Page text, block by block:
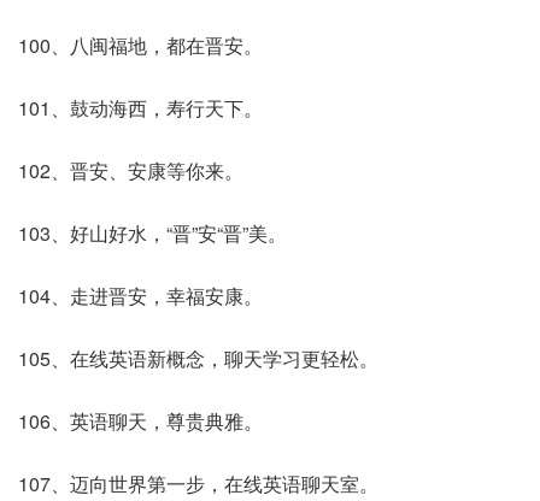
100、八闽福地，都在晋安。
101、鼓动海西，寿行天下。
102、晋安、安康等你来。
103、好山好水，“晋”安“晋”美。
104、走进晋安，幸福安康。
105、在线英语新概念，聊天学习更轻松。
106、英语聊天，尊贵典雅。
107、迈向世界第一步，在线英语聊天室。